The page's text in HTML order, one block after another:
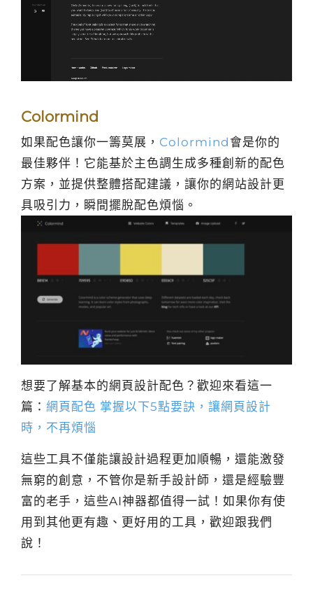
Colormind
如果配色讓你一籌莫展， Colormind 會是你的
最佳夥伴！它能基於主色調生成多種創新的配色
方案，並提供整體搭配建議，讓你的網站設計更
具吸引力，瞬間擺脫配色煩惱。
想要了解基本的網頁設計配色？歡迎來看這一
篇： 網頁配色 掌握以下5點要訣，讓網頁設計
時，不再煩惱
這些工具不僅能讓設計過程更加順暢，還能激發
無窮的創意，不管你是新手設計師，還是經驗豐
富的老手，這些AI神器都值得一試！如果你有使
用到其他更有趣、更好用的工具，歡迎跟我們
說！